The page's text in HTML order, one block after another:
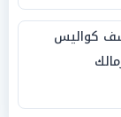
كواليس